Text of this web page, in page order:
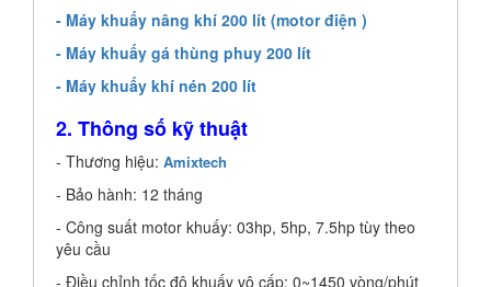
- Máy khuấy nâng khí 200 lít (motor điện )
- Máy khuấy gá thùng phuy 200 lít
- Máy khuấy khí nén 200 lít
2. Thông số kỹ thuật
- Thương hiệu: Amixtech
- Bảo hành: 12 tháng
- Công suất motor khuấy: 03hp, 5hp, 7.5hp tùy theo
yêu cầu
- Điều chỉnh tốc độ khuấy vô cấp: 0~1450 vòng/phút